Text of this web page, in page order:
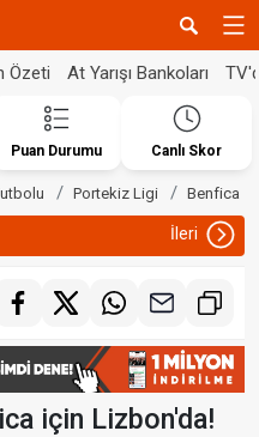
Özeti At Yarışı Bankoları
Puan Durumu Canlı Skor
Portekiz Ligi Benfica
İleri
için Lizbon'da!